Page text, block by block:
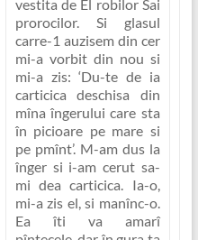
vestita de El robilor Sai
prorocilor. Si glasul
carre-1 auzisem din cer
mi-a vorbit din nou si
mi-a zis:‘Du-te de ia
carticica deschisa din
mîna îngerului care sta
în picioare pe mare si
pe pmînt’. M-am dus la
înger si i-am cerut sa-
mi dea carticica. Ia-o,
mi-a zis el, si manînc-o.
Ea îti va amarî